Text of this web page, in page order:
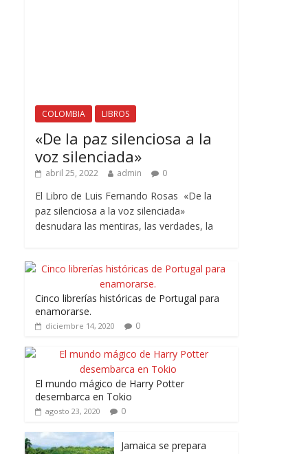
COLOMBIA LIBROS
«De la paz silenciosa a la
voz silenciada»
abril 25, 2022 admin 0
El Libro de Luis Fernando Rosas «De la
paz silenciosa a la voz silenciada»
desnudara las mentiras, las verdades, la
Cinco librerías históricas de Portugal para
enamorarse.
diciembre 14, 2020 0
El mundo mágico de Harry Potter
desembarca en Tokio
agosto 23, 2020 0
Jamaica se prepara